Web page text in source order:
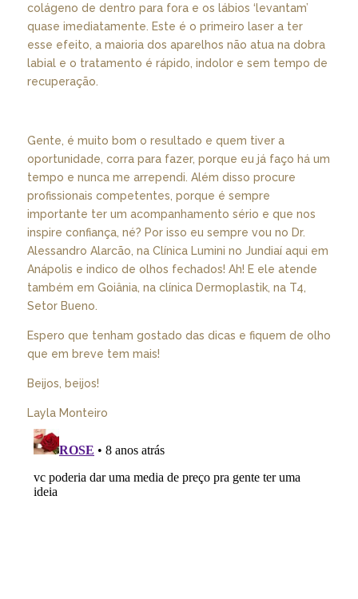
colágeno de dentro para fora e os lábios ‘levantam’
quase imediatamente. Este é o primeiro laser a ter
esse efeito, a maioria dos aparelhos não atua na dobra
labial e o tratamento é rápido, indolor e sem tempo de
recuperação.
Gente, é muito bom o resultado e quem tiver a
oportunidade, corra para fazer, porque eu já faço há um
tempo e nunca me arrependi. Além disso procure
profissionais competentes, porque é sempre
importante ter um acompanhamento sério e que nos
inspire confiança, né? Por isso eu sempre vou no Dr.
Alessandro Alarcão, na Clínica Lumini no Jundiaí aqui em
Anápolis e indico de olhos fechados! Ah! E ele atende
também em Goiânia, na clínica Dermoplastik, na T4,
Setor Bueno.
Espero que tenham gostado das dicas e fiquem de olho
que em breve tem mais!
Beijos, beijos!
Layla Monteiro